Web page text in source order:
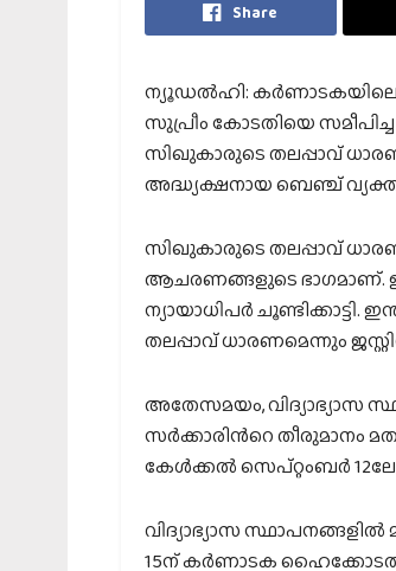
Share
ന്യൂഡൽഹി: കർണാടകയിലെ
സുപ്രീം കോടതിയെ സമീപിച്ച
സിഖുകാരുടെ തലപ്പാവ്
അദ്ധ്യക്ഷനായ ബെഞ്ച്
സിഖുകാരുടെ തലപ്പാവ്
ആചരണങ്ങളുടെ ഭാഗമാണ്.
ന്യായാധിപർ
തലപ്പാവ് ധാരണമെന്നും
അതേസമയം, വിദ്യാഭ്യാസ
സർക്കാരിന്‍റെ തീരുമാനം
കേൾക്കൽ സെപ്റ്റംബർ
വിദ്യാഭ്യാസ സ്ഥാപനങ്ങളിൽ
15ന് കർണാടക ഹൈക്കോടതി